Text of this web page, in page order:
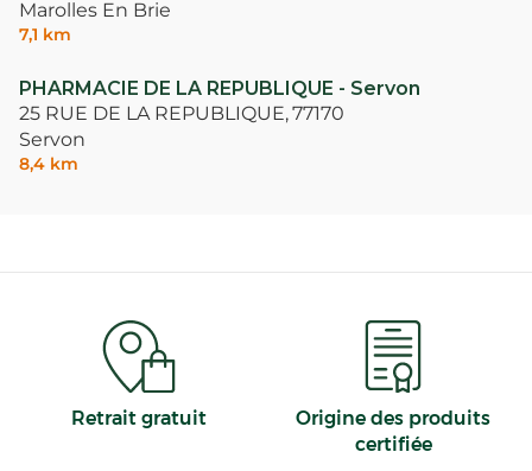
Marolles En Brie
7,1 km
PHARMACIE DE LA REPUBLIQUE - Servon
25 RUE DE LA REPUBLIQUE,77170
Servon
8,4 km
Retrait gratuit
Origine des produits
certifiée